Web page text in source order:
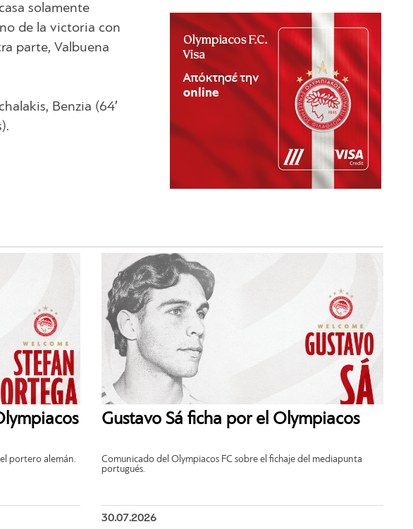
solamente
de la victoria con
parte, Valbuena
Benzia (64′
portero alemán.
Gustavo Sá ficha por el Olympiacos
Comunicado del Olympiacos FC sobre el fichaje del mediapunta
portugués.
30.07.2026